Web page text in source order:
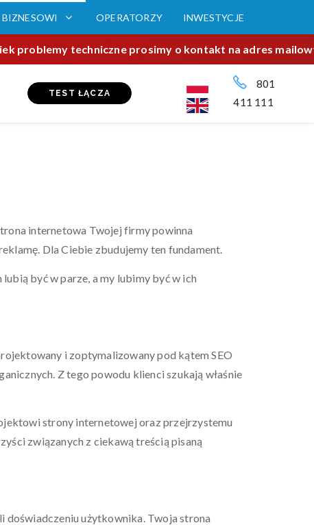
OPERATORZY INWESTYCJE
problemy techniczne prosimy o kontakt na adres
TEST ŁĄCZA
801
411 111
internetowa Twojej firmy powinna
Dla Ciebie zbudujemy ten fundament.
być w parze, a my lubimy być w ich
i zoptymalizowany pod kątem SEO
Z tego powodu klienci szukają właśnie
strony internetowej oraz przejrzystemu
związanych z ciekawą treścią pisaną
doświadczeniu użytkownika. Twoja strona